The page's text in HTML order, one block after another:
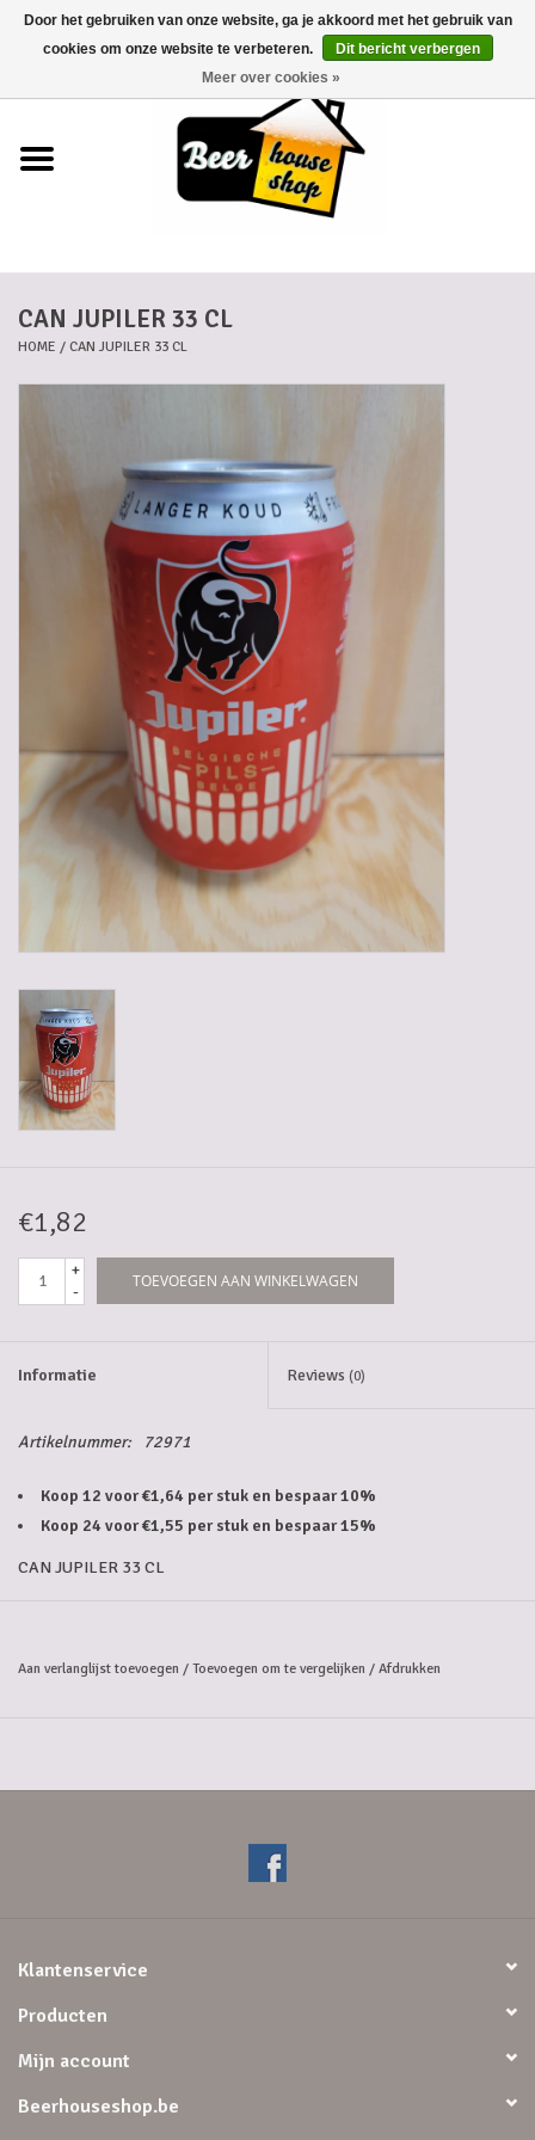
0 Artikelen - €0,00
Biermanden
Blikken
Dankkaartjes
Lege kratten
Manden/Kratten
Streekproducten
Sweets
5-6l vaten
Streekproducten/Diverse
CAN JUPILER 33 CL
HOME / CAN JUPILER 33 CL
€1,82
+
-
TOEVOEGEN AAN WINKELWAGEN
Informatie Reviews (0)
Artikelnummer: 72971
Koop 12 voor €1,64 per stuk en bespaar 10%
Koop 24 voor €1,55 per stuk en bespaar 15%
CAN JUPILER 33 CL
Met 5,2% alcohol.
Aan verlanglijst toevoegen / Toevoegen om te vergelijken / Afdrukken
Klantenservice
Producten
Mijn account
Beerhouseshop.be
Door het gebruiken van onze website, ga je akkoord met het gebruik van
cookies om onze website te verbeteren.
Dit bericht verbergen
Meer over cookies »